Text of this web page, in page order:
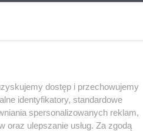
dostęp i przechowujemy
identyfikatory, standardowe
spersonalizowanych reklam,
oraz ulepszanie usług. Za zgodą